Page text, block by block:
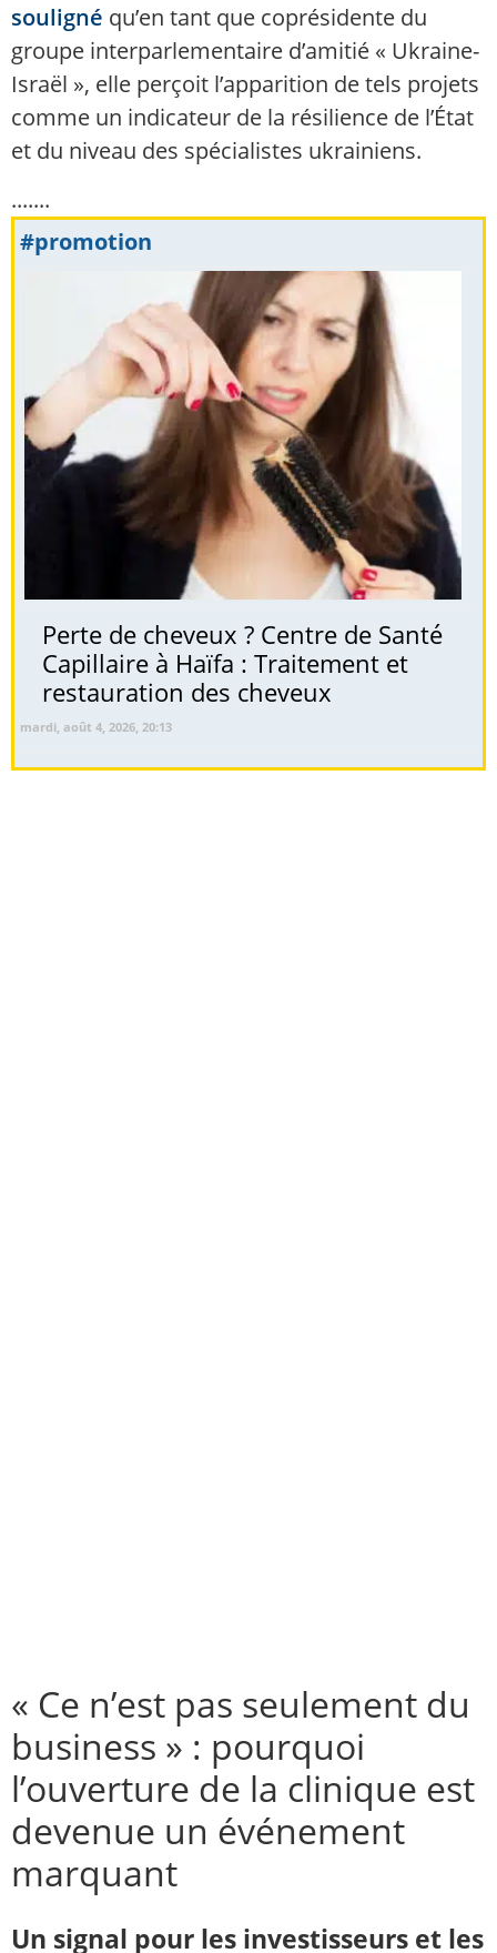
souligné qu’en tant que coprésidente du
groupe interparlementaire d’amitié « Ukraine-
Israël », elle perçoit l’apparition de tels projets
comme un indicateur de la résilience de l’État
et du niveau des spécialistes ukrainiens.
.......
#promotion
Perte de cheveux ? Centre de Santé
Capillaire à Haïfa : Traitement et
restauration des cheveux
mardi, août 4, 2026, 20:13
« Ce n’est pas seulement du
business » : pourquoi
l’ouverture de la clinique est
devenue un événement
marquant
Un signal pour les investisseurs et les